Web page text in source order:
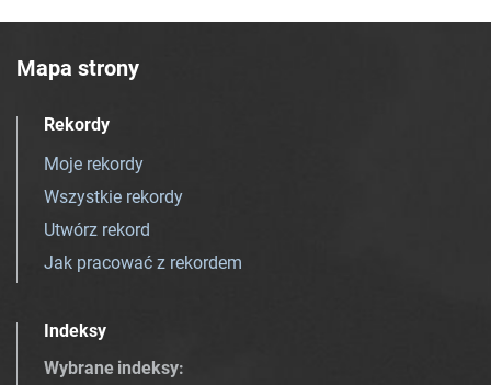
Mapa strony
Rekordy
Moje rekordy
Wszystkie rekordy
Utwórz rekord
Jak pracować z rekordem
Indeksy
Wybrane indeksy: